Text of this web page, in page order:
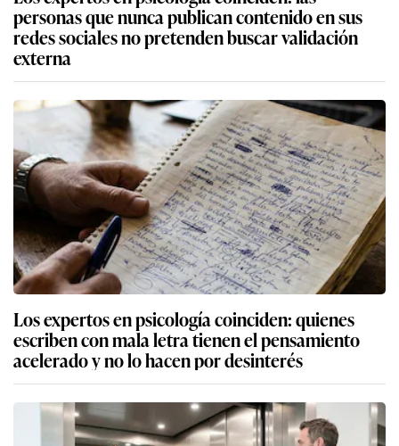
personas que nunca publican contenido en sus
redes sociales no pretenden buscar validación
externa
Los expertos en psicología coinciden: quienes
escriben con mala letra tienen el pensamiento
acelerado y no lo hacen por desinterés